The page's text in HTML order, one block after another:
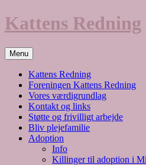
Hop
til
Kattens Redning
Menu
Kattens Redning
Foreningen Kattens Redning
Vores værdigrundlag
Kontakt og links
Støtte og frivilligt arbejde
Bliv plejefamilie
Adoption
Info
Killinger til adoption i